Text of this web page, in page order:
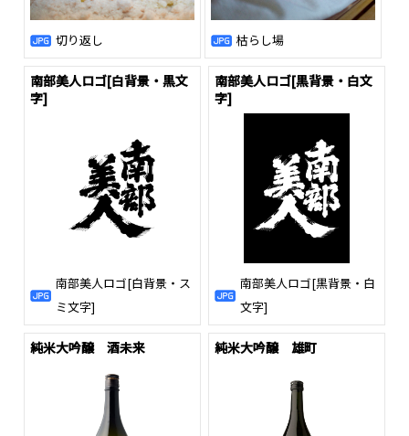
切り返し 枯らし場
南部美人ロゴ[白背景・黒文
字]
南部美人ロゴ[白背景・ス
ミ文字]
南部美人ロゴ[黒背景・白文
字]
南部美人ロゴ[黒背景・白
文字]
純米大吟醸 酒未来 純米大吟醸 雄町